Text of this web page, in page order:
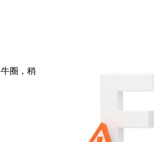
圈，稍